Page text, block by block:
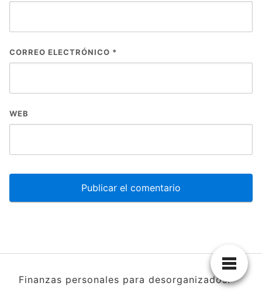
CORREO ELECTRÓNICO *
WEB
Finanzas personales para desorganizados.